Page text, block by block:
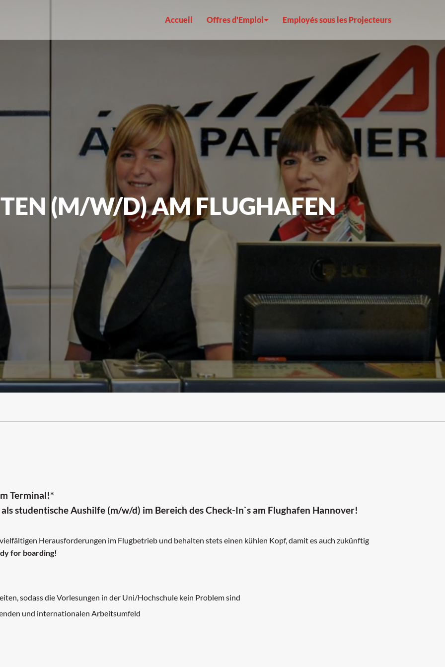
Accueil Offres d'Emploi Employés sous les Projecteurs
(M/W/D) AM FLUGHAFEN
Terminal!*
studentische Aushilfe (m/w/d) im Bereich des Check-In`s am Flughafen Hannover!
Herausforderungen im Flugbetrieb und behalten stets einen kühlen Kopf, damit es auch zukünftig
for boarding!
sodass die Vorlesungen in der Uni/Hochschule kein Problem sind
und internationalen Arbeitsumfeld